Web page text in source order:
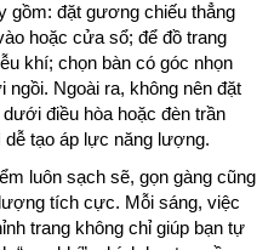
gồm: đặt gương chiếu thẳng
hoặc cửa sổ; để đồ trang
khí; chọn bàn có góc nhọn
Ngoài ra, không nên đặt
điều hòa hoặc đèn trần
tạo áp lực năng lượng.
luôn sạch sẽ, gọn gàng cũng
tích cực. Mỗi sáng, việc
trang không chỉ giúp bạn tự